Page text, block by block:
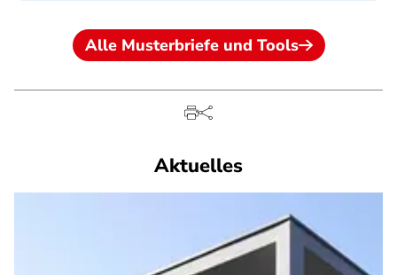
Alle Musterbriefe und Tools
Aktuelles